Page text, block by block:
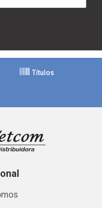
Títulos